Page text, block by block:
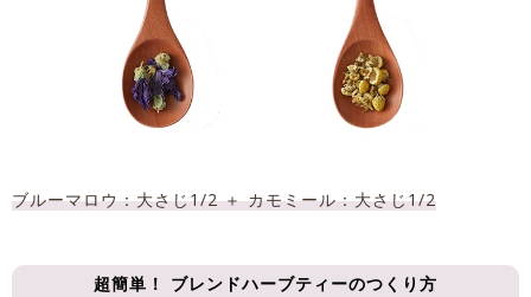
ブルーマロウ：大さじ1/2 ＋ カモミール：大さじ1/2
超簡単！ ブレンドハーブティーのつくり方